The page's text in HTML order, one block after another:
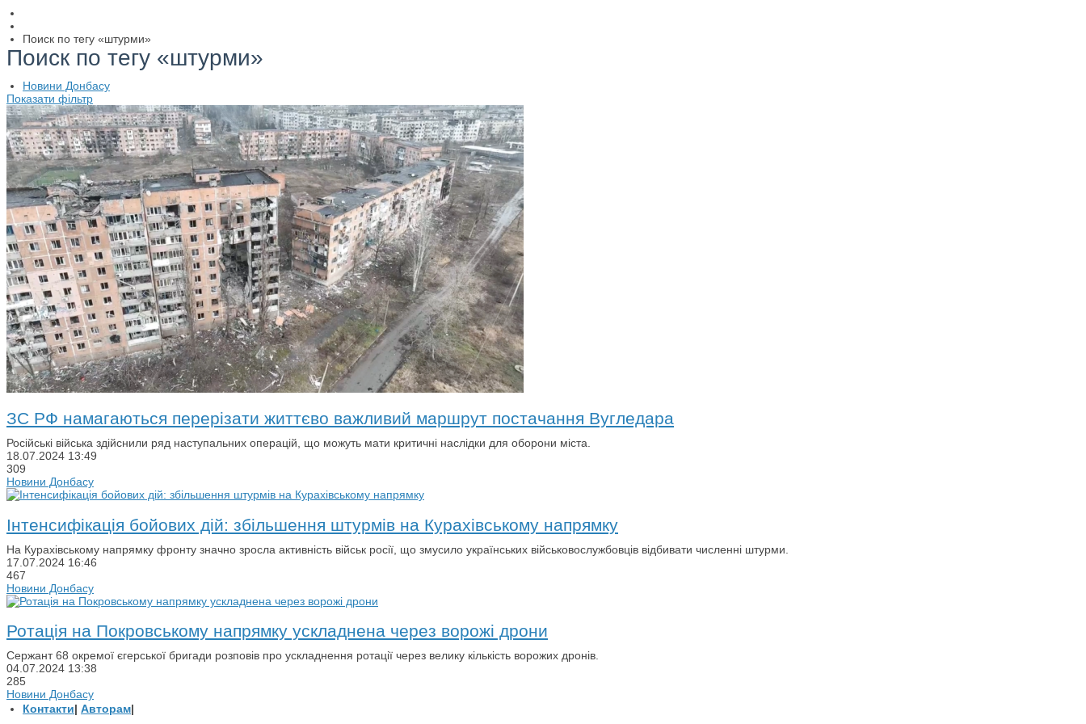
Поиск по тегу «штурми»
Поиск по тегу «штурми»
Новини Донбасу
Показати фільтр
ЗС РФ намагаються перерізати життєво важливий маршрут постачання Вугледара
Російські війська здійснили ряд наступальних операцій, що можуть мати критичні наслідки для оборони міста.
18.07.2024 13:49
309
Новини Донбасу
Інтенсифікація бойових дій: збільшення штурмів на Курахівському напрямку
На Курахівському напрямку фронту значно зросла активність військ росії, що змусило українських військовослужбовців відбивати численні штурми.
17.07.2024 16:46
467
Новини Донбасу
Ротація на Покровському напрямку ускладнена через ворожі дрони
Сержант 68 окремої єгерської бригади розповів про ускладнення ротації через велику кількість ворожих дронів.
04.07.2024 13:38
285
Новини Донбасу
Контакти| Авторам|